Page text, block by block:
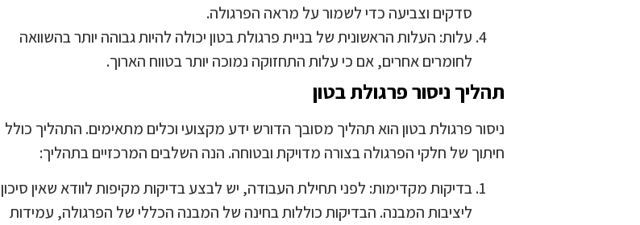
סדקים וצביעה כדי לשמור על מראה הפרגולה.
עלות: העלות הראשונית של בניית פרגולת בטון יכולה להיות גבוהה יותר בהשוואה
לחומרים אחרים, אם כי עלות התחזוקה נמוכה יותר בטווח הארוך.
תהליך ניסור פרגולת בטון
ניסור פרגולת בטון הוא תהליך מסובך הדורש ידע מקצועי וכלים מתאימים. התהליך כולל
חיתוך של חלקי הפרגולה בצורה מדויקת ובטוחה. הנה השלבים המרכזיים בתהליך:
בדיקות מקדימות: לפני תחילת העבודה, יש לבצע בדיקות מקיפות לוודא שאין סיכון
ליציבות המבנה. הבדיקות כוללות בחינה של המבנה הכללי של הפרגולה, עמידות